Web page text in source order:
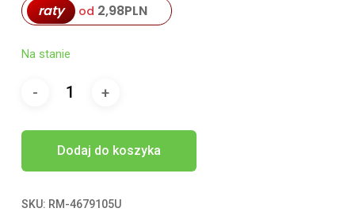
raty od 2,98PLN
Na stanie
Dodaj do koszyka
SKU: RM-4679105U